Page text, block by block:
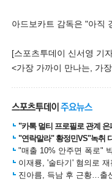
아드보카트 감독은 "아직
[스포츠투데이 신서영 기
<가장 가까이 만나는, 가
"카톡 멀티 프로필로 관계 은
"연락말라" 황정민VS"녹취
"매출 10% 안주면 폭로"
이재룡, '술타기' 혐의로
진아름, 득남 후 근황…출